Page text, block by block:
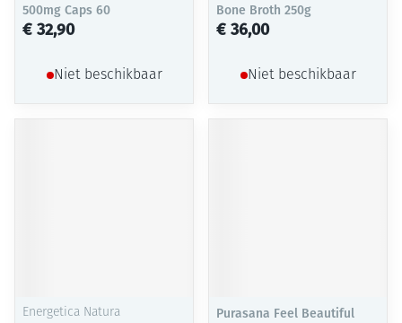
500mg Caps 60
€ 32,90
Niet beschikbaar
Bone Broth 250g
€ 36,00
Niet beschikbaar
Energetica Natura
Purasana Feel Beautiful